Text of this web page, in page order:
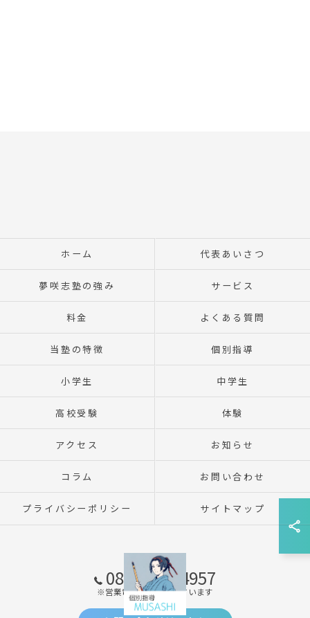
080-2309-4957
※営業電話はお断りしています
ホーム 代表あいさつ
夢咲志塾の強み サービス
料金 よくある質問
当塾の特徴 個別指導
小学生 中学生
高校受験 体験
アクセス お知らせ
コラム お問い合わせ
プライバシーポリシー サイトマップ